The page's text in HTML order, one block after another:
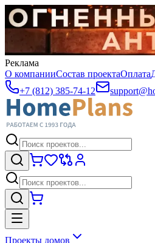
Реклама
О компанииСостав проектаОплата
+7 (812) 385-74-12
Проекты домов